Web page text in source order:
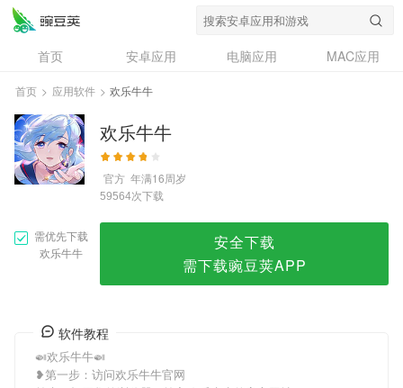
首页 安卓应用 电脑应用
MAC应用
资讯
专题
问答
首页 > 应用软件 > 欢乐牛牛
欢乐牛牛
官方 年满16周岁
59564次下载
需优先下载
欢乐牛牛
安全下载
需下载豌豆荚APP
软件教程
🍛欢乐牛牛🍛
❥第一步：访问欢乐牛牛官网